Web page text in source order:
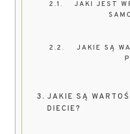
JAKI JEST
JAKIE SĄ
JAKIE SĄ
DIECIE?